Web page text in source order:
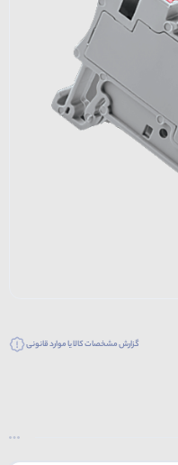
گزارش مشخصات کالا یا موارد قانونی